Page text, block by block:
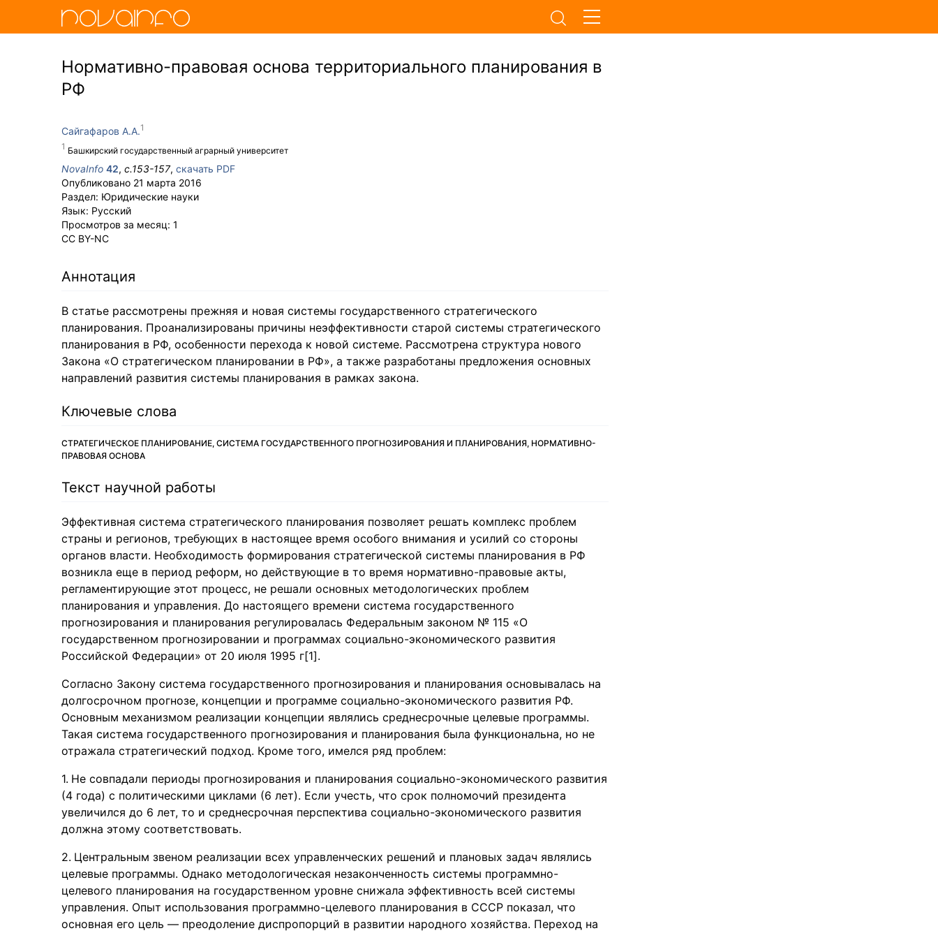
Нормативно-правовая основа территориального планирования в
РФ
Сайгафаров А.А.
Башкирский государственный аграрный университет
NovaInfo 42, с.153-157, скачать PDF
Опубликовано 21 марта 2016
Раздел: Юридические науки
Язык: Русский
Просмотров за месяц: 1
CC BY-NC
Аннотация
В статье рассмотрены прежняя и новая системы государственного стратегического
планирования. Проанализированы причины неэффективности старой системы стратегического
планирования в РФ, особенности перехода к новой системе. Рассмотрена структура нового
Закона «О стратегическом планировании в РФ», а также разработаны предложения основных
направлений развития системы планирования в рамках закона.
Ключевые слова
СТРАТЕГИЧЕСКОЕ ПЛАНИРОВАНИЕ, СИСТЕМА ГОСУДАРСТВЕННОГО ПРОГНОЗИРОВАНИЯ И ПЛАНИРОВАНИЯ, НОРМАТИВНО-
ПРАВОВАЯ ОСНОВА
Текст научной работы
Эффективная система стратегического планирования позволяет решать комплекс проблем
страны и регионов, требующих в настоящее время особого внимания и усилий со стороны
органов власти. Необходимость формирования стратегической системы планирования в РФ
возникла еще в период реформ, но действующие в то время нормативно-правовые акты,
регламентирующие этот процесс, не решали основных методологических проблем
планирования и управления. До настоящего времени система государственного
прогнозирования и планирования регулировалась Федеральным законом № 115 «О
государственном прогнозировании и программах социально-экономического развития
Российской Федерации» от 20 июля 1995 г[1].
Согласно Закону система государственного прогнозирования и планирования основывалась на
долгосрочном прогнозе, концепции и программе социально-экономического развития РФ.
Основным механизмом реализации концепции являлись среднесрочные целевые программы.
Такая система государственного прогнозирования и планирования была функциональна, но не
отражала стратегический подход. Кроме того, имелся ряд проблем:
Не совпадали периоды прогнозирования и планирования социально-экономического развития
(4 года) с политическими циклами (6 лет). Если учесть, что срок полномочий президента
увеличился до 6 лет, то и среднесрочная перспектива социально-экономического развития
должна этому соответствовать.
Центральным звеном реализации всех управленческих решений и плановых задач являлись
целевые программы. Однако методологическая незаконченность системы программно-
целевого планирования на государственном уровне снижала эффективность всей системы
управления. Опыт использования программно-целевого планирования в СССР показал, что
основная его цель — преодоление диспропорций в развитии народного хозяйства. Переход на